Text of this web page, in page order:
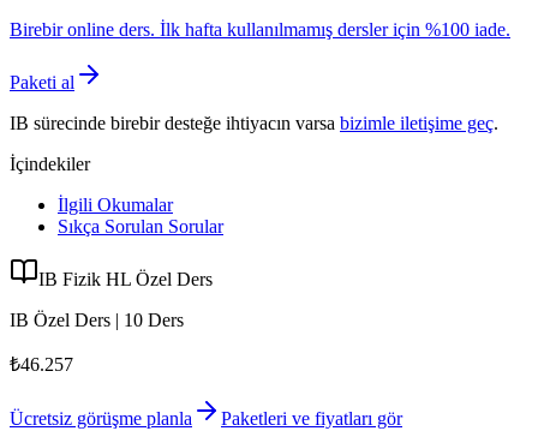
Birebir online ders. İlk hafta kullanılmamış dersler için %100 iade.
Paketi al
IB sürecinde birebir desteğe ihtiyacın varsa bizimle iletişime geç.
İçindekiler
İlgili Okumalar
Sıkça Sorulan Sorular
IB Fizik HL Özel Ders
IB Özel Ders | 10 Ders
₺46.257
Ücretsiz görüşme planla Paketleri ve fiyatları gör